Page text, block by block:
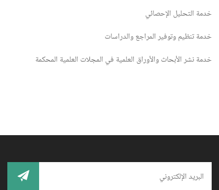
خدمة التحليل الإحصائي
خدمة تنظيم وتوفير المراجع والدراسات
خدمة نشر الأبحاث والأوراق العلمية في المجلات العلمية المحكمة